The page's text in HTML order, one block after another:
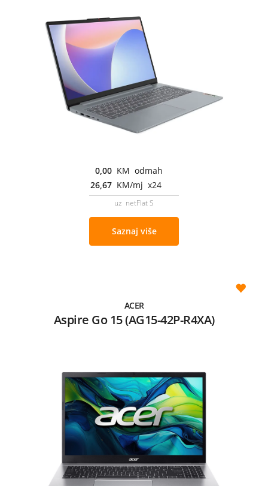
0,00 KM odmah
26,67 KM/mj x24
uz netFlat S
Saznaj više
ACER
Aspire Go 15 (AG15-42P-R4XA)